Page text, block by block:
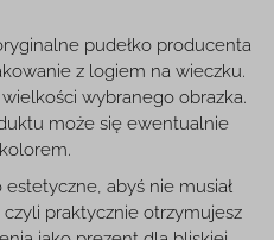
pudełko producenta
z logiem na wieczku.
wybranego obrazka.
może się ewentualnie
estetyczne, abyś nie musiał
praktycznie otrzymujesz